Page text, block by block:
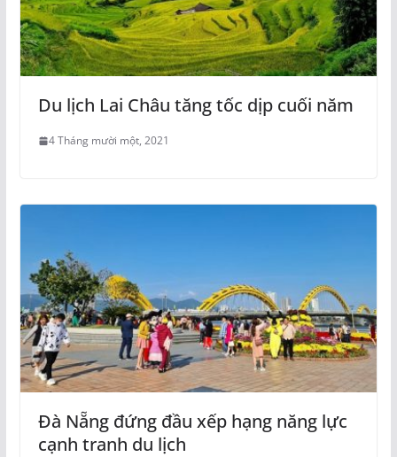
Du lịch Lai Châu tăng tốc dịp cuối năm
4 Tháng mười một, 2021
Đà Nẵng đứng đầu xếp hạng năng lực
cạnh tranh du lịch